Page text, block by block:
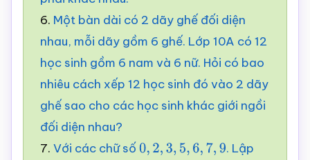
6. Một bàn dài có 2 dãy ghế đối diện
nhau, mỗi dãy gồm 6 ghế. Lớp 10A có 12
học sinh gồm 6 nam và 6 nữ. Hỏi có bao
nhiêu cách xếp 12 học sinh đó vào 2 dãy
ghế sao cho các học sinh khác giới ngồi
đối diện nhau?
7. Với các chữ số 0, 2,3,5,6 ,7 9
. Lập